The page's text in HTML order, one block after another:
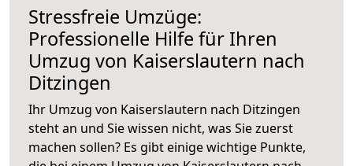
Stressfreie Umzüge:
Professionelle Hilfe für Ihren
Umzug von Kaiserslautern nach
Ditzingen
Ihr Umzug von Kaiserslautern nach Ditzingen
steht an und Sie wissen nicht, was Sie zuerst
machen sollen? Es gibt einige wichtige Punkte,